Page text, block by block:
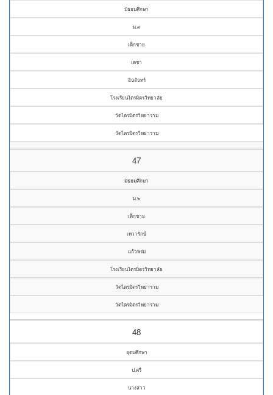
มัธยมศึกษา
ม.๓
เด็กชาย
เดชา
อินจันทร์
โรงเรียนไตรมิตรวิทยาลัย
วัดไตรมิตรวิทยาราม
วัดไตรมิตรวิทยาราม
47
มัธยมศึกษา
ม.๒
เด็กชาย
เทวารักษ์
แก้วพรม
โรงเรียนไตรมิตรวิทยาลัย
วัดไตรมิตรวิทยาราม
วัดไตรมิตรวิทยาราม
48
อุดมศึกษา
ป.ตรี
นางสาว